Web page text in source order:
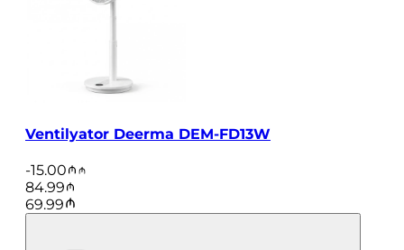
Ventilyator Deerma DEM-FD13W
-15.00
84.99
69.99